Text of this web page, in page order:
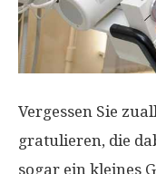
Vergessen Sie
gratulieren, die
sogar ein kleines